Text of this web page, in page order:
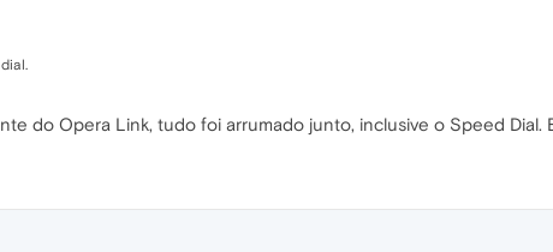
do Opera Link, tudo foi arrumado junto, inclusive o Speed Dial.